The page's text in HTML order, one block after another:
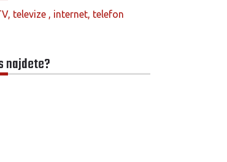
televize , internet, telefon
najdete?